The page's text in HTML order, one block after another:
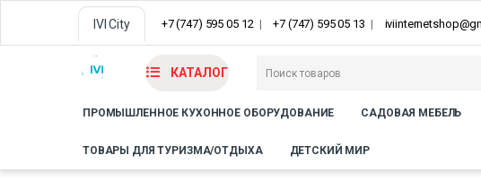
IVI City +7 (747) 595 05 12 +7 (747) 595 05 13
КАТАЛОГ
ПРОМЫШЛЕННОЕ КУХОННОЕ ОБОРУДОВАНИЕ САДОВАЯ МЕБЕЛЬ
ТОВАРЫ ДЛЯ ТУРИЗМА/ОТДЫХА ДЕТСКИЙ МИР